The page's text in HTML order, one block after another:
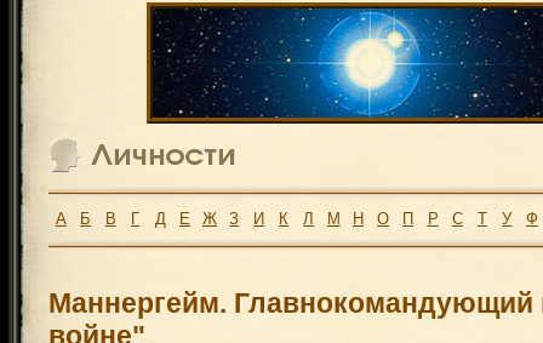
А Б В Г Д Е Ж З И К Л М Н О П Р С Т У Ф
Маннергейм. Главнокомандующий
войне"